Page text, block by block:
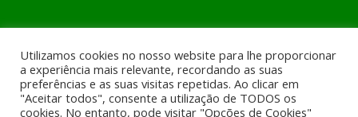
geral@geotek.pt
Rua Santo André, n. 1260 CC Parque da Cidade, Lj. K, 2 Piso
Utilizamos cookies no nosso website para lhe proporcionar
a experiência mais relevante, recordando as suas
preferências e as suas visitas repetidas. Ao clicar em
"Aceitar todos", consente a utilização de TODOS os
cookies. No entanto, pode visitar "Opções de Cookies"